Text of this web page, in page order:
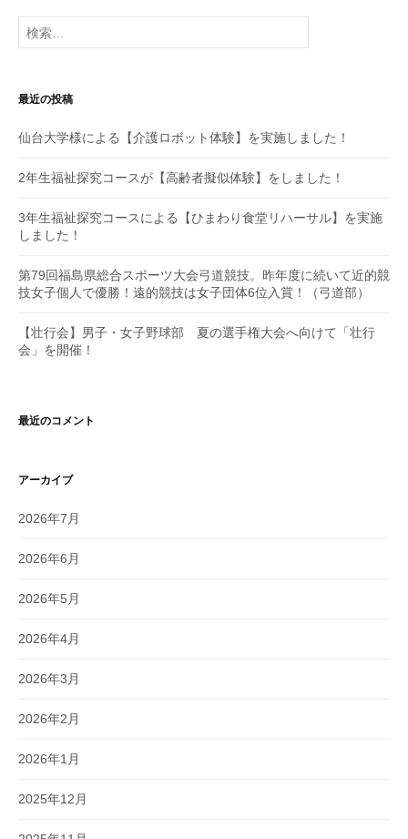
ー
検
索:
最近の投稿
仙台大学様による【介護ロボット体験】を実施しました！
2年生福祉探究コースが【高齢者擬似体験】をしました！
3年生福祉探究コースによる【ひまわり食堂リハーサル】を実施
しました！
第79回福島県総合スポーツ大会弓道競技。昨年度に続いて近的競
技女子個人で優勝！遠的競技は女子団体6位入賞！（弓道部）
【壮行会】男子・女子野球部 夏の選手権大会へ向けて「壮行
会」を開催！
最近のコメント
アーカイブ
2026年7月
2026年6月
2026年5月
2026年4月
2026年3月
2026年2月
2026年1月
2025年12月